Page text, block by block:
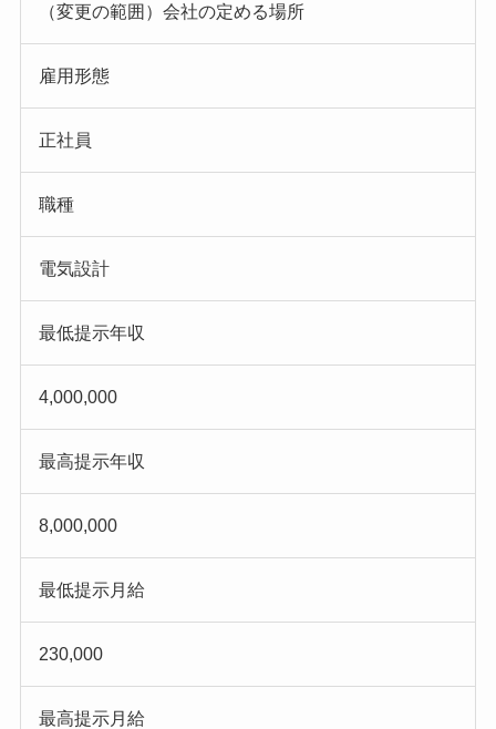
（変更の範囲）会社の定める場所
雇用形態
正社員
職種
電気設計
最低提示年収
4,000,000
最高提示年収
8,000,000
最低提示月給
230,000
最高提示月給